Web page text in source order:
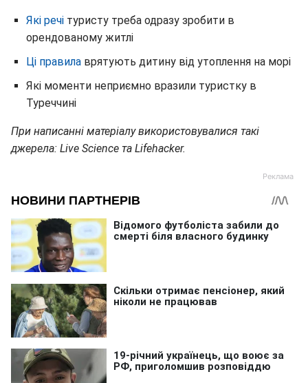
Які речі туристу треба одразу зробити в
орендованому житлі
Ці правила врятують дитину від утоплення на морі
Які моменти неприємно вразили туристку в
Туреччині
При написанні матеріалу використовувалися такі
джерела: Live Science та Lifehacker.